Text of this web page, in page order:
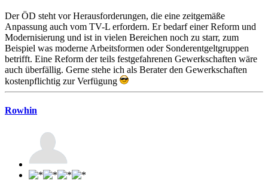
Der ÖD steht vor Herausforderungen, die eine zeitgemäße
Anpassung auch vom TV-L erfordern. Er bedarf einer Reform und
Modernisierung und ist in vielen Bereichen noch zu starr, zum
Beispiel was moderne Arbeitsformen oder Sonderentgeltgruppen
betrifft. Eine Reform der teils festgefahrenen Gewerkschaften wäre
auch überfällig. Gerne stehe ich als Berater den Gewerkschaften
kostenpflichtig zur Verfügung
Rowhin